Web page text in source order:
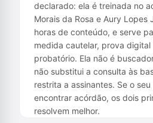
declarado: ela é treinada no
Morais da Rosa e Aury Lopes
horas de conteúdo, e serve
medida cautelar, prova
probatório. Ela não é
não substitui a consulta às
restrita a assinantes. Se o
encontrar acórdão, os dois
resolvem melhor.